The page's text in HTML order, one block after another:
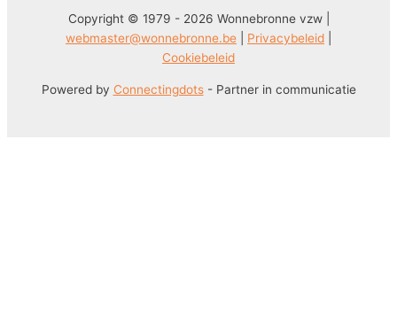
Copyright © 1979 - 2026 Wonnebronne vzw |
webmaster@wonnebronne.be
Privacybeleid
Cookiebeleid
Powered by Connectingdots- Partner in communicatie